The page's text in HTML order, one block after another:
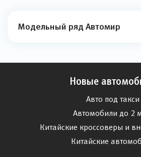
Модельный ряд Автомир
Новые
Авто под такси
Автомобили до 2
Китайские кроссоверы и
Китайские